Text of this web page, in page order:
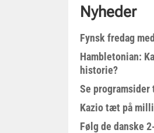
Nyheder
Fynsk fredag
Hambletonian:
historie?
Se
Kazio tæt på
Følg de danske